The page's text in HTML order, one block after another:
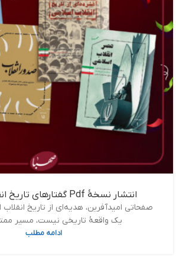
انتشار نسخۀ Pdf گفتارهای تاریخ انقلاب اسلامی
صفحاتی امیدآفرین، هدیه‌ای از تاریخ انقلاب
یک واقعۀ تاریخی نیست، مسیر
ادامه مطلب